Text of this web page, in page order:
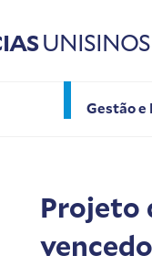
UNISINOS
Gestão e
Projeto